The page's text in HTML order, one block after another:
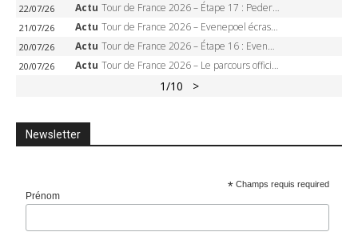
22/07/26 Actu Tour de France 2026 – Étape 17 : Pedersen peut-il verrouiller le maillot vert à Voiron ?
21/07/26 Actu Tour de France 2026 – Evenepoel écrase le chrono d’Évian, Seixas 4e, Lipowitz abandonne
20/07/26 Actu Tour de France 2026 – Étape 16 : Evenepoel, Pogacar, Ganna… qui domptera le chrono d’Évian pour redessiner le podium ?
20/07/26 Actu Tour de France 2026 – Le parcours officiel complet : 21 étapes, profils, carte et dates
1/10 >
Newsletter
* Champs requis required
Prénom